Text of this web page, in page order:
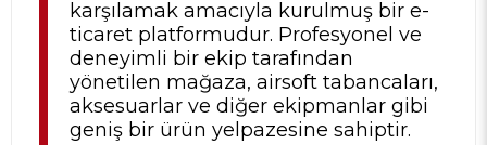
karşılamak amacıyla kurulmuş bir e-
ticaret platformudur. Profesyonel ve
deneyimli bir ekip tarafından
yönetilen mağaza, airsoft tabancaları,
aksesuarlar ve diğer ekipmanlar gibi
geniş bir ürün yelpazesine sahiptir.